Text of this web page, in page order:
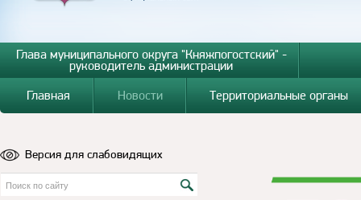
Глава муниципального округа "Княжпогостский" -
руководитель администрации
Главная
Новости Территориальные органы
Версия для слабовидящих